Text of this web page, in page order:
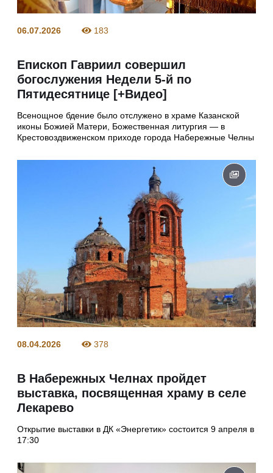
06.07.2026 183
Епископ Гавриил совершил
богослужения Недели 5-й по
Пятидесятнице [+Видео]
Всенощное бдение было отслужено в храме Казанской
иконы Божией Матери, Божественная литургия — в
Крестовоздвиженском приходе города Набережные Челны
08.04.2026 378
В Набережных Челнах пройдет
выставка, посвященная храму в селе
Лекарево
Открытие выставки в ДК «Энергетик» состоится 9 апреля в
17:30